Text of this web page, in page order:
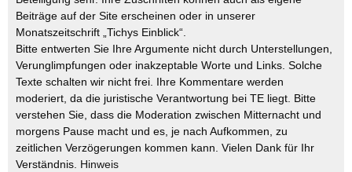
Beiträge auf der Site erscheinen oder in unserer
Monatszeitschrift „Tichys Einblick“.
Bitte entwerten Sie Ihre Argumente nicht durch Unterstellungen,
Verunglimpfungen oder inakzeptable Worte und Links. Solche
Texte schalten wir nicht frei. Ihre Kommentare werden
moderiert, da die juristische Verantwortung bei TE liegt. Bitte
verstehen Sie, dass die Moderation zwischen Mitternacht und
morgens Pause macht und es, je nach Aufkommen, zu
zeitlichen Verzögerungen kommen kann. Vielen Dank für Ihr
Verständnis. Hinweis